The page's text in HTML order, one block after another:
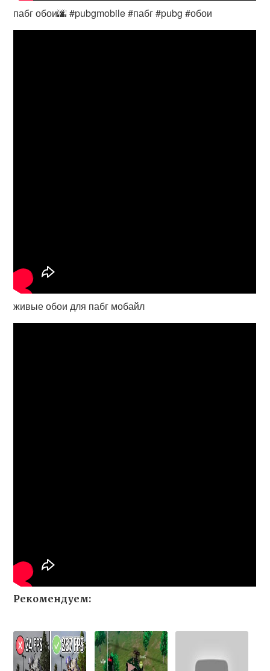
пабг обои🌆 #pubgmobile #пабг #pubg #обои
живые обои для пабг мобайл
Рекомендуем: